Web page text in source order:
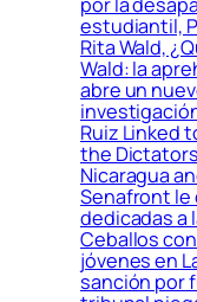
por la
estudiantil,
Rita Wald,
Wald: la
abre un
Ruiz Linked
the
Nicaragua
Senafront le
dedicadas a
Ceballos
jóvenes en
sanción por